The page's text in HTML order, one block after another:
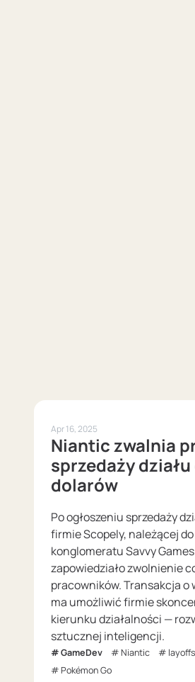
Apr 16, 2025
Niantic zwalnia
sprzedaży
dolarów
Po ogłoszeniu sprzedaży
firmie Scopely, należącej
konglomeratu Savvy
zapowiedziało zwolnienie
pracowników. Transakcja o
ma umożliwić firmie
kierunku działalności —
sztucznej inteligencji.
GameDev Niantic layoffs
Pokémon Go